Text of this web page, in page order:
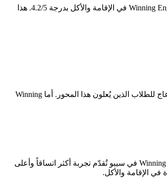
أبرز ما يميز Cebu Blue Ocean Academy هو المرافق والمبنى بدرجة 4.0/5 — وهو المحور الذي يبرز فيه على خريطة المعاهد. في المقابل، تتميز Winning English Academy في الإقامة والأكل بدرجة 4.2/5. هذا
كل معهد يحمل ثغرات ينبغي معرفتها قبل التسجيل. Cebu Blue Ocean Academy تُسجّل أدنى درجاتها في الأمان والنظام (1.4/5)، وهو جانب قد يُشكّل مصدر إزعاج للطلاب الذين يُعلون هذا المحور. أما Winning
يخلص هذا التحليل إلى أن Winning English Academy (3.39/5) تتفوق على Cebu Blue Ocean Academy (3.29/5) بتفوق طفيف يستحق التأمل. Winning English Academy في سيبو تُقدّم تجربة أكثر اتساقاً وأعلى